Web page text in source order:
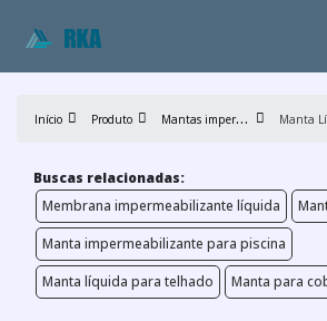
Início Produto M
antas impermeabilizantes
Buscas relacionadas:
Membrana impermeabilizante líquida
Manta impermeabilizante para piscina
Manta líquida para telhado
Manta para